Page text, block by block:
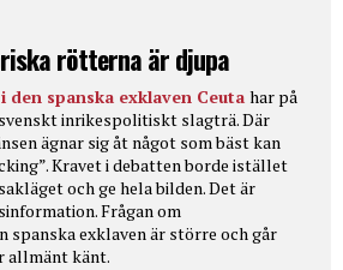
rötterna är djupa
spanska exklaven Ceuta har på
inrikespolitiskt slagträ. Där
ägnar sig åt något som bäst kan
Kravet i debatten borde istället
och ge hela bilden. Det är
Frågan om
spanska exklaven är större och går
allmänt känt.